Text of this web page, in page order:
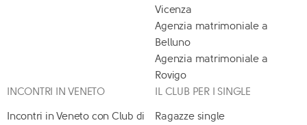
Vicenza
Agenzia matrimoniale a
Belluno
Agenzia matrimoniale a
Rovigo
INCONTRI IN VENETO
Incontri in Veneto con Club di
IL CLUB PER I SINGLE
Ragazze single